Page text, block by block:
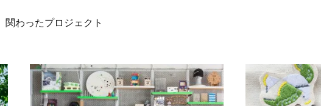
関わったプロジェクト
を推進する 共創施設「SHIBUYA QWS」の軌跡と展望
MTRL（マテリアル）流、材料開発の次の世代を牽引する 「意味
デジタル刺繍ミ